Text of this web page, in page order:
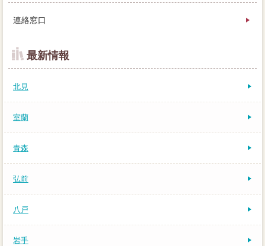
連絡窓口
最新情報
北見
室蘭
青森
弘前
八戸
岩手